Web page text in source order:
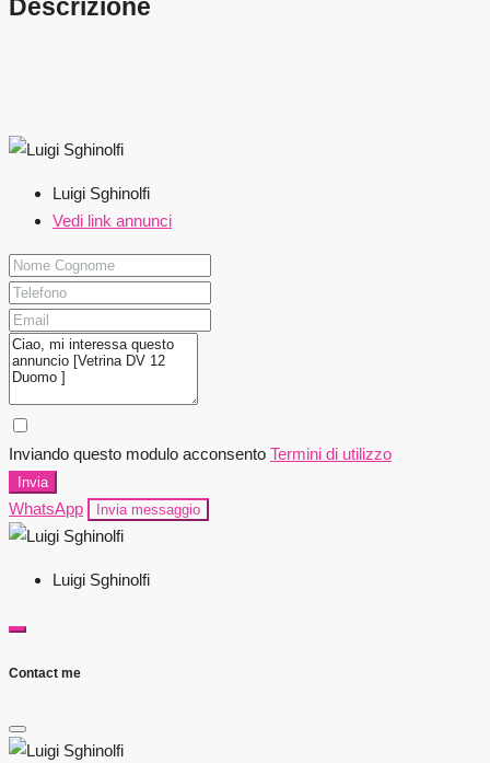
Descrizione
Luigi Sghinolfi
Vedi link annunci
Inviando questo modulo acconsento Termini di utilizzo
Invia
WhatsApp Invia messaggio
Luigi Sghinolfi
Contact me